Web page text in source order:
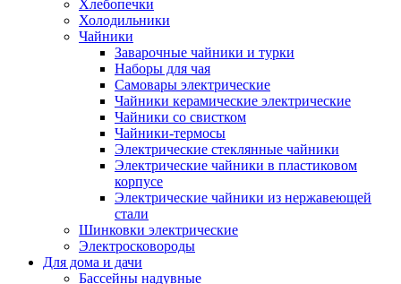
Хлебопечки
Холодильники
Чайники
Заварочные чайники и турки
Наборы для чая
Самовары электрические
Чайники керамические электрические
Чайники со свистком
Чайники-термосы
Электрические стеклянные чайники
Электрические чайники в пластиковом
корпусе
Электрические чайники из нержавеющей
стали
Шинковки электрические
Электросковороды
Для дома и дачи
Бассейны надувные